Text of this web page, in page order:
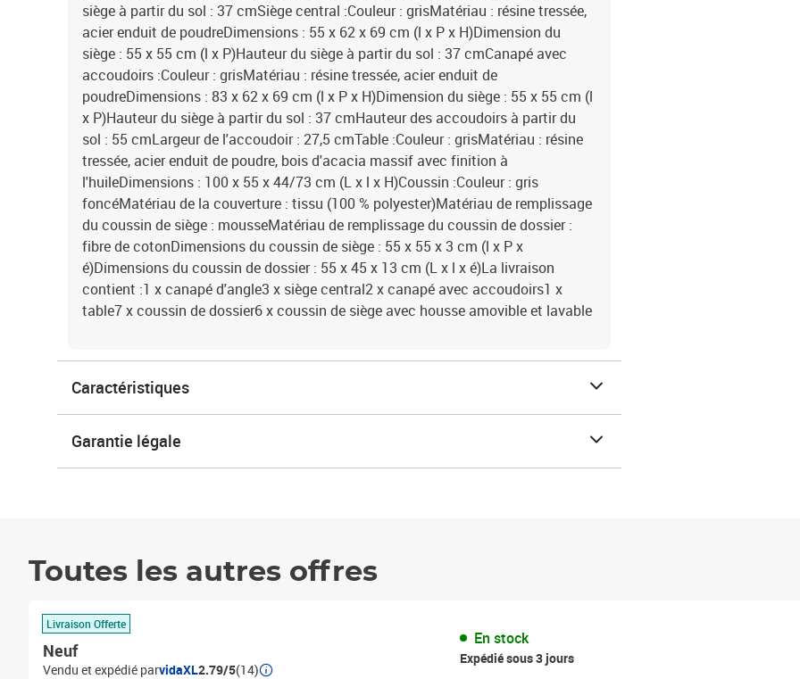
siège à partir du sol : 37 cmSiège central :Couleur : grisMatériau : résine tressée,
acier enduit de poudreDimensions : 55 x 62 x 69 cm (l x P x H)Dimension du
siège : 55 x 55 cm (l x P)Hauteur du siège à partir du sol : 37 cmCanapé avec
accoudoirs :Couleur : grisMatériau : résine tressée, acier enduit de
poudreDimensions : 83 x 62 x 69 cm (l x P x H)Dimension du siège : 55 x 55 cm (l
x P)Hauteur du siège à partir du sol : 37 cmHauteur des accoudoirs à partir du
sol : 55 cmLargeur de l'accoudoir : 27,5 cmTable :Couleur : grisMatériau : résine
tressée, acier enduit de poudre, bois d'acacia massif avec finition à
l'huileDimensions : 100 x 55 x 44/73 cm (L x l x H)Coussin :Couleur : gris
foncéMatériau de la couverture : tissu (100 % polyester)Matériau de remplissage
du coussin de siège : mousseMatériau de remplissage du coussin de dossier :
fibre de cotonDimensions du coussin de siège : 55 x 55 x 3 cm (l x P x
é)Dimensions du coussin de dossier : 55 x 45 x 13 cm (L x l x é)La livraison
contient :1 x canapé d'angle3 x siège central2 x canapé avec accoudoirs1 x
table7 x coussin de dossier6 x coussin de siège avec housse amovible et lavable
Caractéristiques
Garantie légale
Toutes les autres offres
Livraison Offerte
Neuf
Vendu et expédié parvidaXL2.79/5(14)
En stock
Expédié sous 3 jours